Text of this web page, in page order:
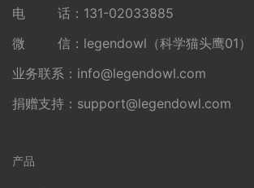
电 话：131-02033885
微 信：legendowl（科学猫头鹰01）
业务联系： info@legendowl.com
捐赠支持： support@legendowl.com
产品